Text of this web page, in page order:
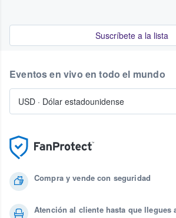
Suscríbete a la lista
Compra y vende con seguridad
Atención al cliente hasta que llegues
Eventos en vivo en todo el mundo
USD · Dólar estadounidense